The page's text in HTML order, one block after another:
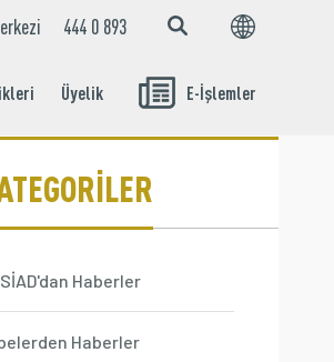
444 0 893
Üyelik E-İşlemler
Aidat Ödeme
Haberler
Haberler